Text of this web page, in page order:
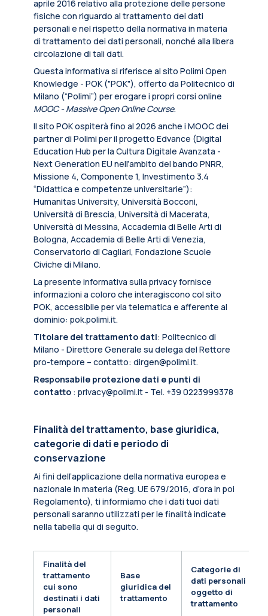
aprile 2016 relativo alla protezione delle persone
fisiche con riguardo al trattamento dei dati
personali e nel rispetto della normativa in materia
di trattamento dei dati personali, nonché alla libera
circolazione di tali dati.
Questa informativa si riferisce al sito Polimi Open
Knowledge - POK ("POK"), offerto da Politecnico di
Milano (“Polimi”) per erogare i propri corsi online
MOOC - Massive Open Online Course.
Il sito POK ospiterà fino al 2026 anche i MOOC dei
partner di Polimi per il progetto Edvance (Digital
Education Hub per la Cultura Digitale Avanzata -
Next Generation EU nell’ambito del bando PNRR,
Missione 4, Componente 1, Investimento 3.4
“Didattica e competenze universitarie”):
Humanitas University, Università Bocconi,
Università di Brescia, Università di Macerata,
Università di Messina, Accademia di Belle Arti di
Bologna, Accademia di Belle Arti di Venezia,
Conservatorio di Cagliari, Fondazione Scuole
Civiche di Milano.
La presente informativa sulla privacy fornisce
informazioni a coloro che interagiscono col sito
POK, accessibile per via telematica e afferente al
dominio: pok.polimi.it.
Titolare del trattamento dati: Politecnico di
Milano - Direttore Generale su delega del Rettore
pro-tempore – contatto: dirgen@polimi.it.
Responsabile protezione dati e punti di
contatto : privacy@polimi.it - Tel. +39 0223999378
Finalità del trattamento, base giuridica,
categorie di dati e periodo di
conservazione
Ai fini dell’applicazione della normativa europea e
nazionale in materia (Reg. UE 679/2016, d’ora in poi
Regolamento), ti informiamo che i dati tuoi dati
personali saranno utilizzati per le finalità indicate
nella tabella qui di seguito.
Finalità del
trattamento
cui sono
destinati i dati
personali
Base
giuridica del
trattamento
Categorie di
dati personali
oggetto di
trattamento